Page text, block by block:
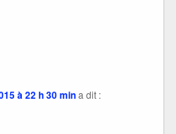
à 22 h 30 mina dit :